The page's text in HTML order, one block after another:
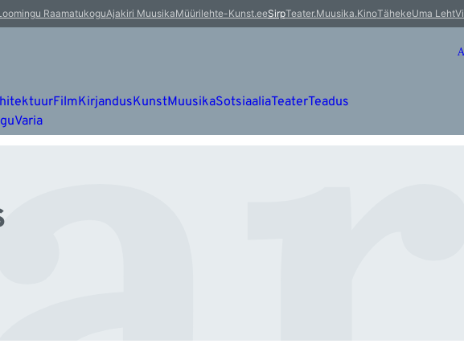
RaamatukoguAjakiri MuusikaMüürilehte-Kunst.eeSirpTeater.Muusika.KinoTähekeUma Leht
FilmKirjandusKunstMuusikaSotsiaaliaTeaterTeadus
Varia